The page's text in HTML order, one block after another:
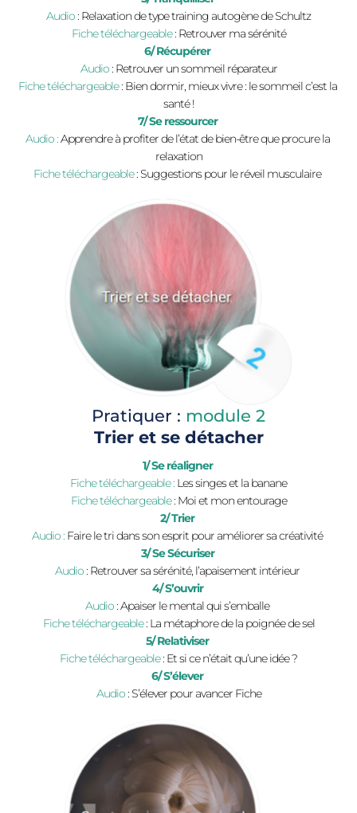
Audio : Relaxation de type training autogène de Schultz
Fiche téléchargeable : Retrouver ma sérénité
6/ Récupérer
Audio : Retrouver un sommeil réparateur
Fiche téléchargeable : Bien dormir, mieux vivre : le sommeil c’est la
santé !
7/ Se ressourcer
Audio : Apprendre à profiter de l’état de bien-être que procure la
relaxation
Fiche téléchargeable : Suggestions pour le réveil musculaire
Pratiquer : module 2
Trier et se détacher
1/ Se réaligner
Fiche téléchargeable : Les singes et la banane
Fiche téléchargeable : Moi et mon entourage
2/ Trier
Audio : Faire le tri dans son esprit pour améliorer sa créativité
3/ Se Sécuriser
Audio : Retrouver sa sérénité, l’apaisement intérieur
4/ S’ouvrir
Audio : Apaiser le mental qui s’emballe
Fiche téléchargeable : La métaphore de la poignée de sel
5/ Relativiser
Fiche téléchargeable : Et si ce n’était qu’une idée ?
6/ S’élever
Audio : S’élever pour avancer Fiche